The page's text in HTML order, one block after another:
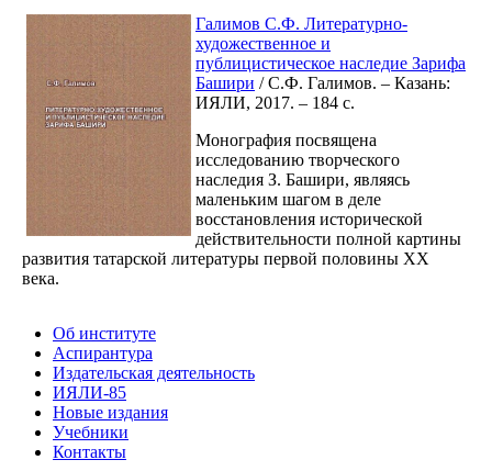
Галимов С.Ф. Литературно-
художественное и
публицистическое наследие Зарифа
Башири / С.Ф. Галимов. – Казань:
ИЯЛИ, 2017. – 184 с.
Монография посвящена
исследованию творческого
наследия З. Башири, являясь
маленьким шагом в деле
восстановления исторической
действительности полной картины
развития татарской литературы первой половины ХХ
века.
Об институте
Аспирантура
Издательская деятельность
ИЯЛИ-85
Новые издания
Учебники
Контакты